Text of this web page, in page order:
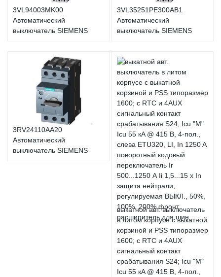
3VL94003MK00
Автоматический
выключатель SIEMENS
3VL35251PE300AB1
Автоматический
выключатель SIEMENS
3RV24110AA20
Автоматический
выключатель SIEMENS
выкатной авт. выключатель
в литом корпусе с выкатной
корзиной и PSS типоразмер
1600; с RTC и 4AUX
сигнальный контакт
срабатывания S24; Icu "M"
Icu 55 кA @ 415 В, 4-пол.,